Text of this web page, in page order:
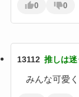
0 0
13112 推しは迷
みんな可愛